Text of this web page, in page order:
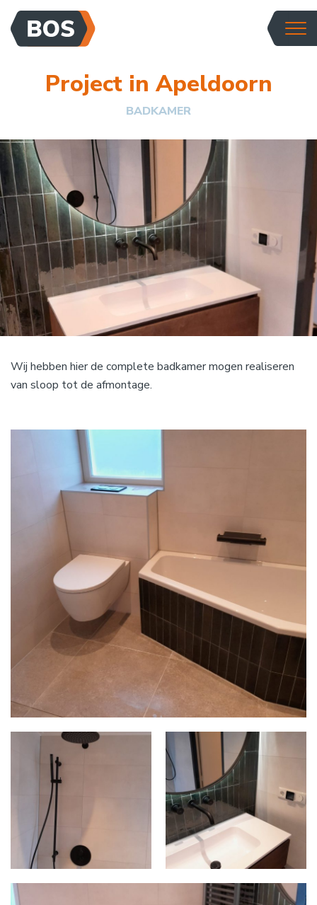
Project in Apeldoorn
BADKAMER
Wij hebben hier de complete badkamer mogen realiseren
van sloop tot de afmontage.